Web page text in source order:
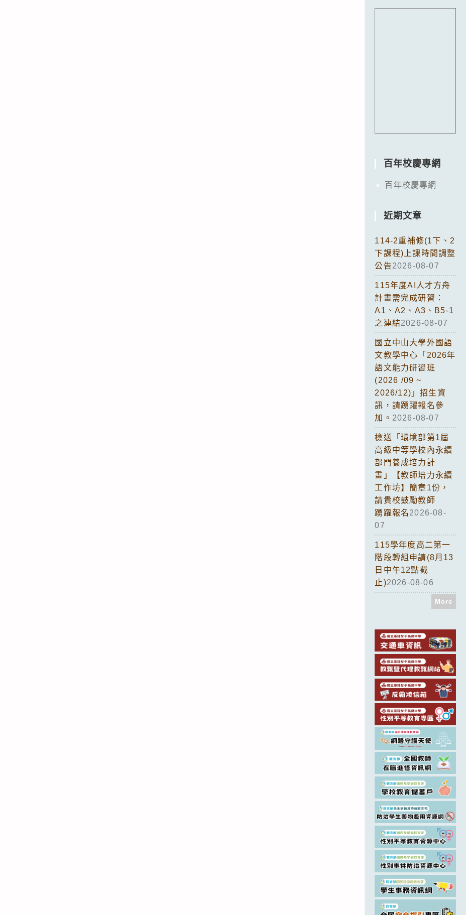
百年校慶專網
百年校慶專網
近期文章
114-2重補修(1下、2
下課程)上課時間調整
公告2026-08-07
115年度AI人才方舟
計畫需完成研習：
A1、A2、A3、B5-1
之連結2026-08-07
國立中山大學外國語
文教學中心「2026年
語文能力研習班
(2026 /09 ~
2026/12)」招生資
訊，請踴躍報名參
加。 2026-08-07
檢送「環境部第1屆
高級中等學校內永續
部門養成培力計
畫」【教師培力永續
工作坊】簡章1份，
請貴校鼓勵教師
踴躍報名2026-08-
07
115學年度高二第一
階段轉組申請(8月13
日中午12點截
止)2026-08-06
More